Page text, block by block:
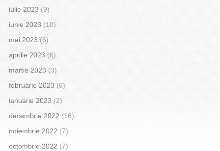
iulie 2023 (9)
iunie 2023 (10)
mai 2023 (6)
aprilie 2023 (6)
martie 2023 (3)
februarie 2023 (6)
ianuarie 2023 (2)
decembrie 2022 (16)
noiembrie 2022 (7)
octombrie 2022 (7)